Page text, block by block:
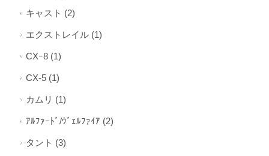
キャスト (2)
エクストレイル (1)
CXｰ8 (1)
CX-5 (1)
カムリ (1)
ｱﾙﾌｧｰﾄﾞ/ｳﾞｪﾙﾌｧｲｱ (2)
タント (3)